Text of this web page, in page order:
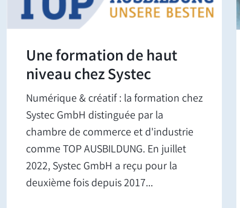
Une formation de haut
niveau chez Systec
Numérique & créatif : la formation chez
Systec GmbH distinguée par la
chambre de commerce et d'industrie
comme TOP AUSBILDUNG. En juillet
2022, Systec GmbH a reçu pour la
deuxième fois depuis 2017...